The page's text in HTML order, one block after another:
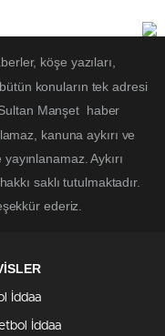
köşe yazıları,
konuların tek adresi
Manşet haber
kanuna aykırı ve
Aykırı
saklı tutulmaktadır.
ederiz.
İddaa
İddaa